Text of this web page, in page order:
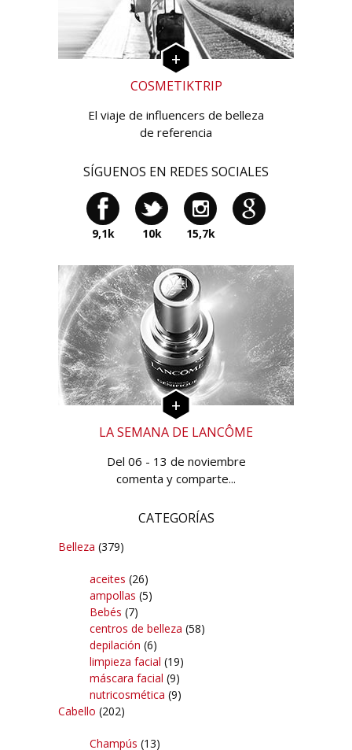
COSMETIKTRIP
El viaje de influencers de belleza
de referencia
SÍGUENOS EN REDES SOCIALES
9,1k 10k 15,7k
LA SEMANA DE LANCÔME
Del 06 - 13 de noviembre
comenta y comparte...
CATEGORÍAS
Belleza (379)
aceites (26)
ampollas (5)
Bebés (7)
centros de belleza (58)
depilación (6)
limpieza facial (19)
máscara facial (9)
nutricosmética (9)
Cabello (202)
Champús (13)